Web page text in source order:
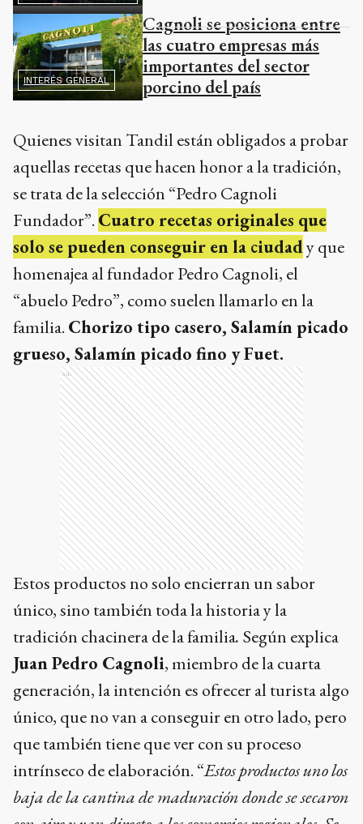
INTERÉS GENERAL
Cagnoli se posiciona entre
las cuatro empresas más
importantes del sector
porcino del país
Quienes visitan Tandil están obligados a probar
aquellas recetas que hacen honor a la tradición,
se trata de la selección “Pedro Cagnoli
Fundador”. Cuatro recetas originales que
solo se pueden conseguir en la ciudady que
homenajea al fundador Pedro Cagnoli, el
“abuelo Pedro”, como suelen llamarlo en la
familia. Chorizo tipo casero, Salamín picado
grueso, Salamín picado fino y Fuet.
Ads
Estos productos no solo encierran un sabor
único, sino también toda la historia y la
tradición chacinera de la familia. Según explica
Juan Pedro Cagnoli, miembro de la cuarta
generación, la intención es ofrecer al turista algo
único, que no van a conseguir en otro lado, pero
que también tiene que ver con su proceso
intrínseco de elaboración. “Estos productos uno los
baja de la cantina de maduración donde se secaron